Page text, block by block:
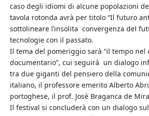
caso degli idiomi di alcune popolazioni
tavola rotonda avrà per titolo “Il futuro
sottolineare l’insolita convergenza del
tecnologie con il passato.
Il tema del pomeriggio sarà “il tempo nel
documentario”, cui seguirà un dialogo
tra due giganti del pensiero della
italiano, il professore emerito Alberto
portoghese, il prof. Josè Braganca de
Il festival si concluderà con un dialogo